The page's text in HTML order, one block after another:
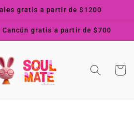
gratis a partir de $1200
Cancún gratis a partir de $700
Carrito